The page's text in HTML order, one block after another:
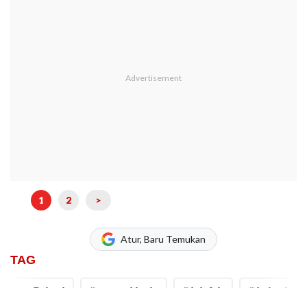
1 2 >
Atur, Baru Temukan
TAG